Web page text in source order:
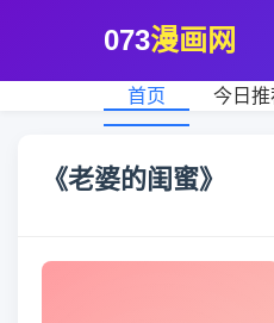
073漫画网
首页 今日推
《老婆的闺蜜》